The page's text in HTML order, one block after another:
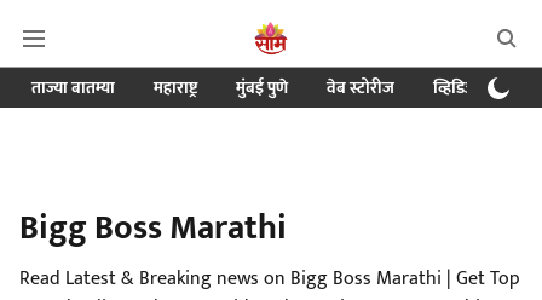
ताज्या बातम्या महाराष्ट्र मुंबई पुणे वेब स्टोरीज व्हिडिओ
Bigg Boss Marathi
Read Latest & Breaking news on Bigg Boss Marathi | Get Top